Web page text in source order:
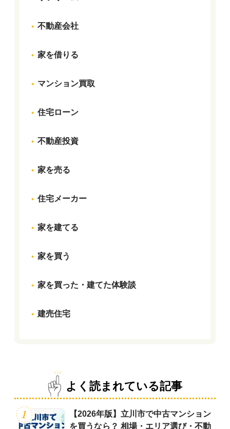
不動産会社
家を借りる
マンション買取
住宅ローン
不動産投資
家を売る
住宅メーカー
家を建てる
家を買う
家を買った・建てた体験談
建売住宅
よく読まれている記事
【2026年版】立川市で中古マンション
を買うなら？ 相場・エリア選び・不動